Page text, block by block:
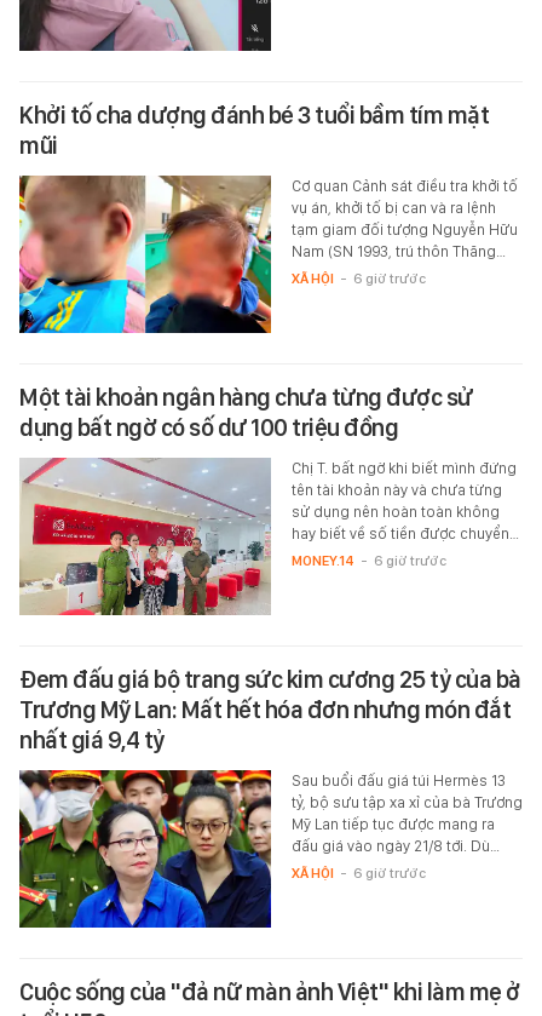
Khởi tố cha dượng đánh bé 3 tuổi bầm tím mặt
mũi
Cơ quan Cảnh sát điều tra khởi tố
vụ án, khởi tố bị can và ra lệnh
tạm giam đối tượng Nguyễn Hữu
Nam (SN 1993, trú thôn Thăng…
XÃ HỘI - 6 giờ trước
Một tài khoản ngân hàng chưa từng được sử
dụng bất ngờ có số dư 100 triệu đồng
Chị T. bất ngờ khi biết mình đứng
tên tài khoản này và chưa từng
sử dụng nên hoàn toàn không
hay biết về số tiền được chuyển…
MONEY.14 - 6 giờ trước
Đem đấu giá bộ trang sức kim cương 25 tỷ của bà
Trương Mỹ Lan: Mất hết hóa đơn nhưng món đắt
nhất giá 9,4 tỷ
Sau buổi đấu giá túi Hermès 13
tỷ, bộ sưu tập xa xỉ của bà Trương
Mỹ Lan tiếp tục được mang ra
đấu giá vào ngày 21/8 tới. Dù…
XÃ HỘI - 6 giờ trước
Cuộc sống của "đả nữ màn ảnh Việt" khi làm mẹ ở